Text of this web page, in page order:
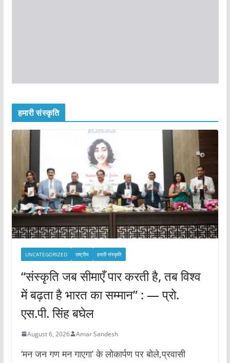
हमारी संस्कृति
UNCATEGORIZED राष्ट्रीय हमारी संस्कृति
“संस्कृति जब सीमाएँ पार करती है, तब विश्व
में बढ़ता है भारत का सम्मान” : — प्रो.
एस.पी. सिंह बघेल
August 6, 2026 Amar Sandesh
‘मन जन गण मन गाएगा’ के लोकार्पण पर बोले,प्रवासी